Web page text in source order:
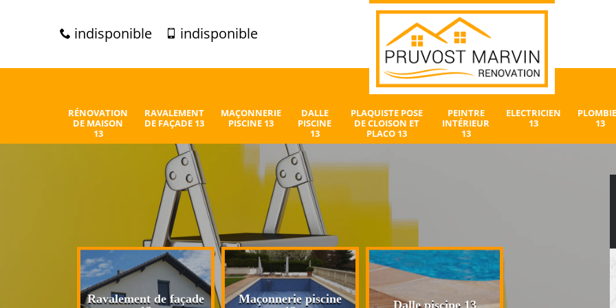
indisponible indisponible
RÉNOVATION
DE MAISON
13
RAVALEMENT
DE FAÇADE 13
MAÇONNERIE
PISCINE 13
DALLE
PISCINE
13
PLAQUISTE POSE
DE CLOISON ET
PLACO 13
PEINTRE
INTÉRIEUR
13
ELECTRICIEN
13
13
Ravalement de façade
Maçonnerie piscine
Dalle piscine 13